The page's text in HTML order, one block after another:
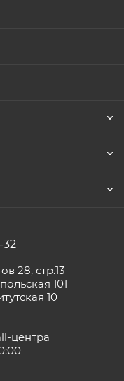
32
28, стр.13
101
10
центра